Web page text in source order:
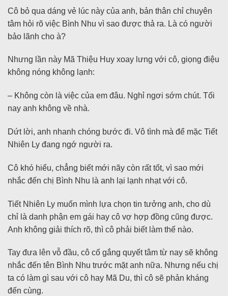
Cô bỏ qua dáng vẻ lúc này của anh, bản thân chỉ chuyên
tâm hỏi rõ việc Bình Nhu vì sao được thả ra. Là có người
bảo lãnh cho à?
Nhưng lần này Mã Thiệu Huy xoay lưng với cô, giọng điệu
không nóng không lạnh:
– Không còn là việc của em đâu. Nghỉ ngơi sớm chút. Tối
nay anh không về nhà.
Dứt lời, anh nhanh chóng bước đi. Vô tình mà để mặc Tiết
Nhiên Ly đang ngớ người ra.
Cô khó hiểu, chẳng biết mới nãy còn rất tốt, vì sao mới
nhắc đến chị Bình Nhu là anh lại lạnh nhạt với cô.
Tiết Nhiên Ly muốn mình lựa chọn tin tưởng anh, cho dù
chỉ là danh phận em gái hay cô vợ hợp đồng cũng được.
Anh không giải thích rõ, thì cô phải biết làm thế nào.
Tay đưa lên vỗ đầu, cô cố gắng quyết tâm từ nay sẽ không
nhắc đến tên Bình Nhu trước mặt anh nữa. Nhưng nếu chị
ta có làm gì sau với cô hay Mã Du, thì cô sẽ phản kháng
đến cùng.